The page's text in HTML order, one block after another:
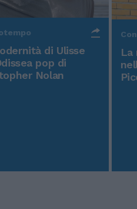
di Ulisse
pop di
Nolan
La